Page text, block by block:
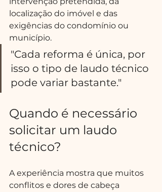
localização do imóvel e das
exigências do condomínio ou
município.
"Cada reforma é única, por
isso o tipo de laudo técnico
pode variar bastante."
Quando é necessário
solicitar um laudo
técnico?
A experiência mostra que muitos
conflitos e dores de cabeça